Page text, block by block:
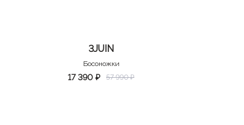
3JUIN
Босоножки
17 390 ₽ 57 990 ₽